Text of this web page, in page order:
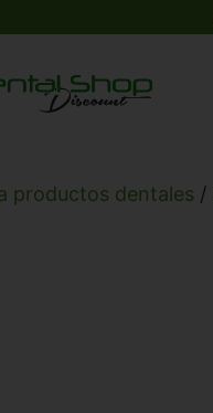
productos dentales /